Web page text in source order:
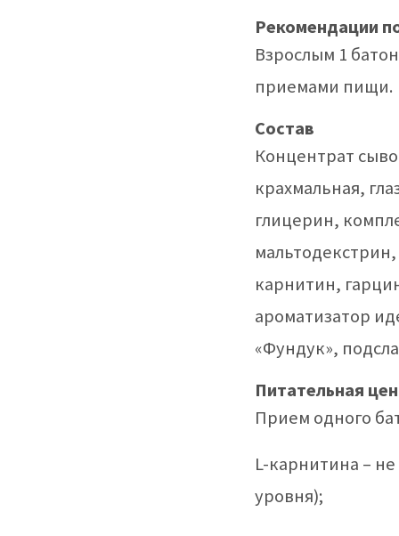
Рекомендации
Взрослым 1
приемами пищи.
Состав
Концентрат
крахмальная,
глицерин,
карнитин,
ароматизатор
«Фундук»,
Питательная
Прием одного
L-карнитина –
уровня);